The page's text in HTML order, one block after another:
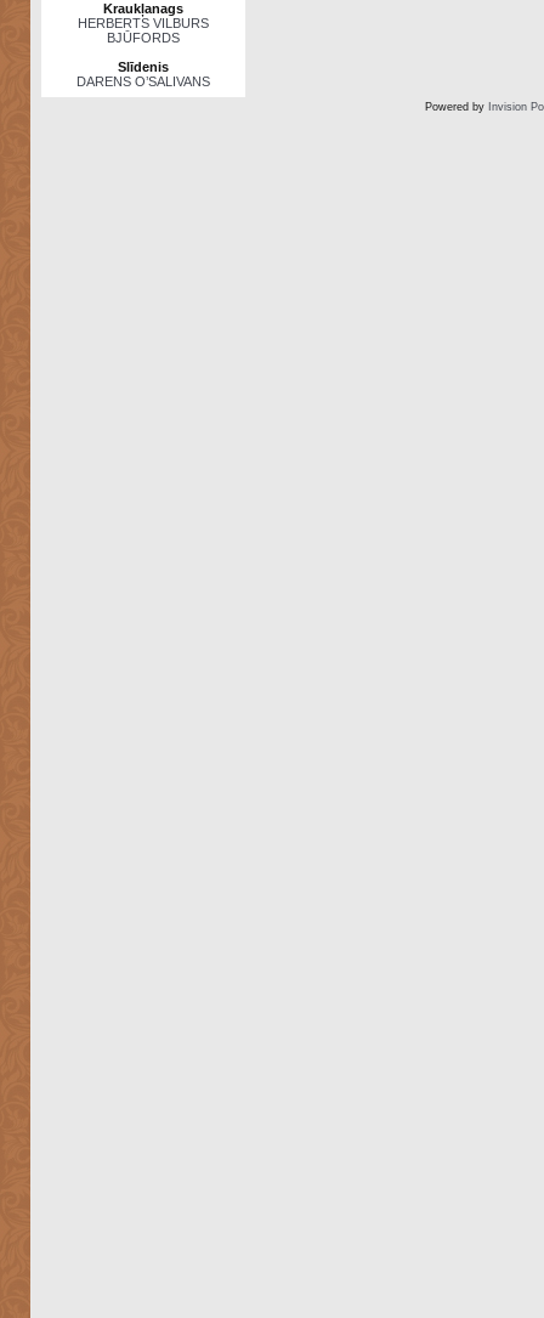
Kraukļanags
HERBERTS VILBURS
BJŪFORDS
Slīdenis
DARENS O’SALIVANS
Powered by Invision